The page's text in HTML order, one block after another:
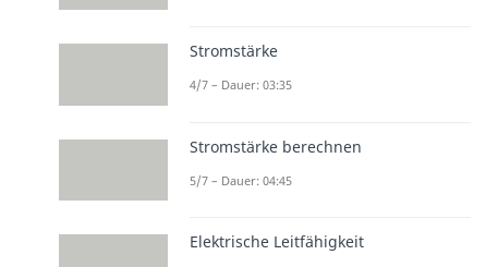
Stromstärke
4/7 – Dauer: 03:35
Stromstärke berechnen
5/7 – Dauer: 04:45
Elektrische Leitfähigkeit